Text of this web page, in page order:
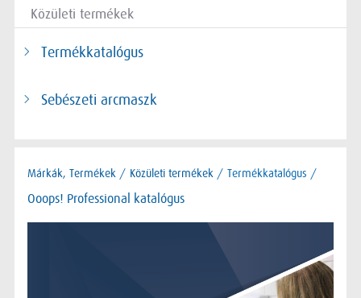
Közületi termékek
Termékkatalógus
Sebészeti arcmaszk
Márkák, Termékek / Közületi termékek / Termékkatalógus /
Ooops! Professional katalógus